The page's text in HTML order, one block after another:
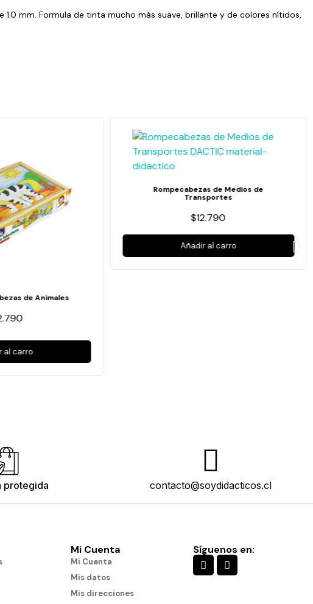
mm. Formula de tinta mucho más suave, brillante y de colores nítidos,
de Animales
al carro
Rompecabezas de Medios de
Transportes
$12.790
Añadir al carro
protegida contacto@soydidacticos.cl
Mi Cuenta
Mi Cuenta
Mis datos
Mis direcciones
Síguenos en: